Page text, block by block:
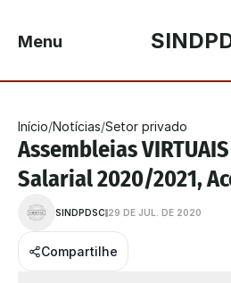
Menu
Início/Notícias/Setor privado
Assembleias
Salarial 2020/2021,
SINDPDSC 29 DE JUL. DE 2020
Compartilhe